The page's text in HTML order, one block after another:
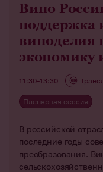
Вино
поддержка
виноделия
экономику
11:30–13:30
Пленарная сессия
В российской
последние годы
преобразования.